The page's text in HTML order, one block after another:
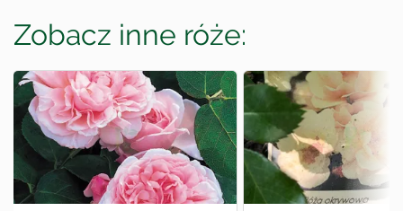
Zobacz inne róże: